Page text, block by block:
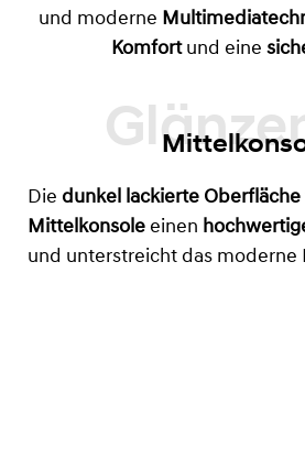
und moderne
Komfortund eine
Die dunkel lackierte Oberfläche
Mittelkonsole einen
und unterstreicht das moderne